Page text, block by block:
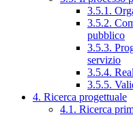
3.5.1.
3.5.2.
pubblico
3.5.3.
servizio
3.5.4.
3.5.5.
4. Ricerca progettuale
4.1. Ricerca